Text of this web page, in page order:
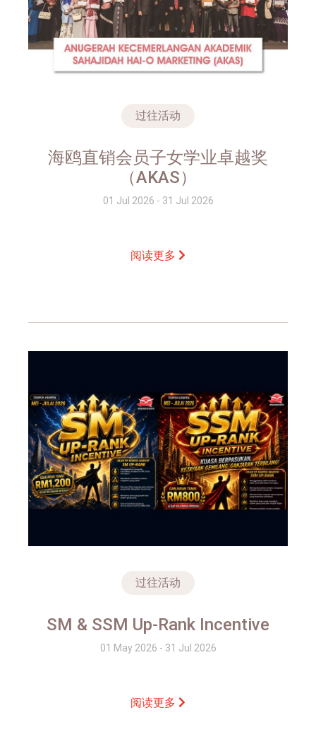
过往活动
海鸥直销会员子女学业卓越奖
（AKAS）
01 Jul 2026 - 31 Jul 2026
阅读更多
过往活动
SM & SSM Up-Rank Incentive
01 May 2026 - 31 Jul 2026
阅读更多